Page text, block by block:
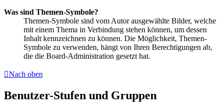
Was sind Themen-Symbole?
Themen-Symbole sind vom Autor ausgewählte Bilder, welche
mit einem Thema in Verbindung stehen können, um dessen
Inhalt kennzeichnen zu können. Die Möglichkeit, Themen-
Symbole zu verwenden, hängt von Ihren Berechtigungen ab,
die die Board-Administration gesetzt hat.
Nach oben
Benutzer-Stufen und Gruppen